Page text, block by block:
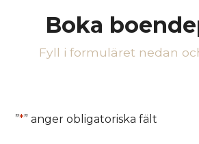
Boka
Fyll i formuläret nedan
”*” anger obligatoriska fält